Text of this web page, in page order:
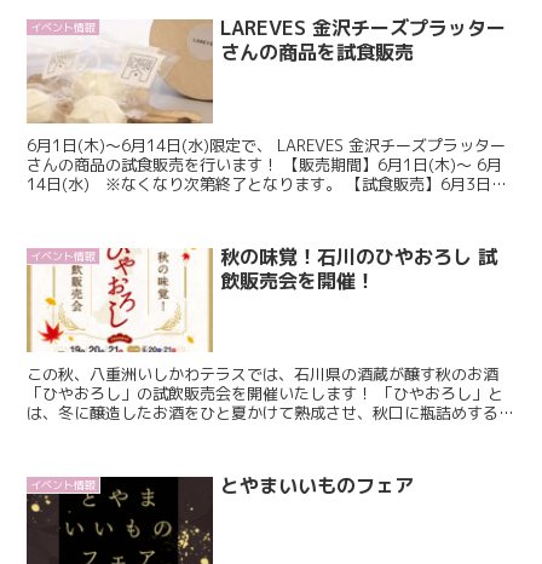
イベント情報
LAREVES 金沢チーズプラッター
さんの商品を試食販売
6月1日(木)〜6月14日(水)限定で、 LAREVES 金沢チーズプラッター
さんの商品の試食販売を行います！ 【販売期間】6月1日(木)〜 6月
14日(水) ※なくなり次第終了となります。 【試食販売】6月3日
イベント情報
秋の味覚！石川のひやおろし 試
飲販売会を開催！
この秋、八重洲いしかわテラスでは、石川県の酒蔵が醸す秋のお酒
「ひやおろし」の試飲販売会を開催いたします！ 「ひやおろし」と
は、冬に醸造したお酒をひと夏かけて熟成させ、秋口に瓶詰めする季
イベント情報 とやまいいものフェア